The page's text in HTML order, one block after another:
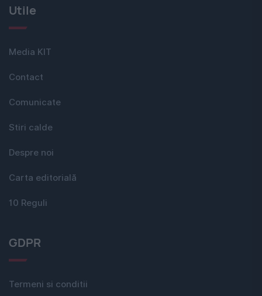
Utile
Media KIT
Contact
Comunicate
Stiri calde
Despre noi
Carta editorială
10 Reguli
GDPR
Termeni si conditii